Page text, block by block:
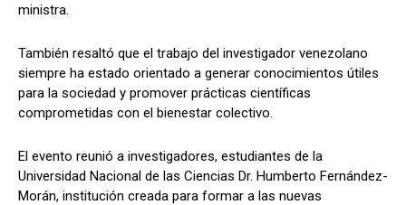
ministra.
También resaltó que el trabajo del investigador venezolano
siempre ha estado orientado a generar conocimientos útiles
para la sociedad y promover prácticas científicas
comprometidas con el bienestar colectivo.
El evento reunió a investigadores, estudiantes de la
Universidad Nacional de las Ciencias Dr. Humberto Fernández-
Morán, institución creada para formar a las nuevas